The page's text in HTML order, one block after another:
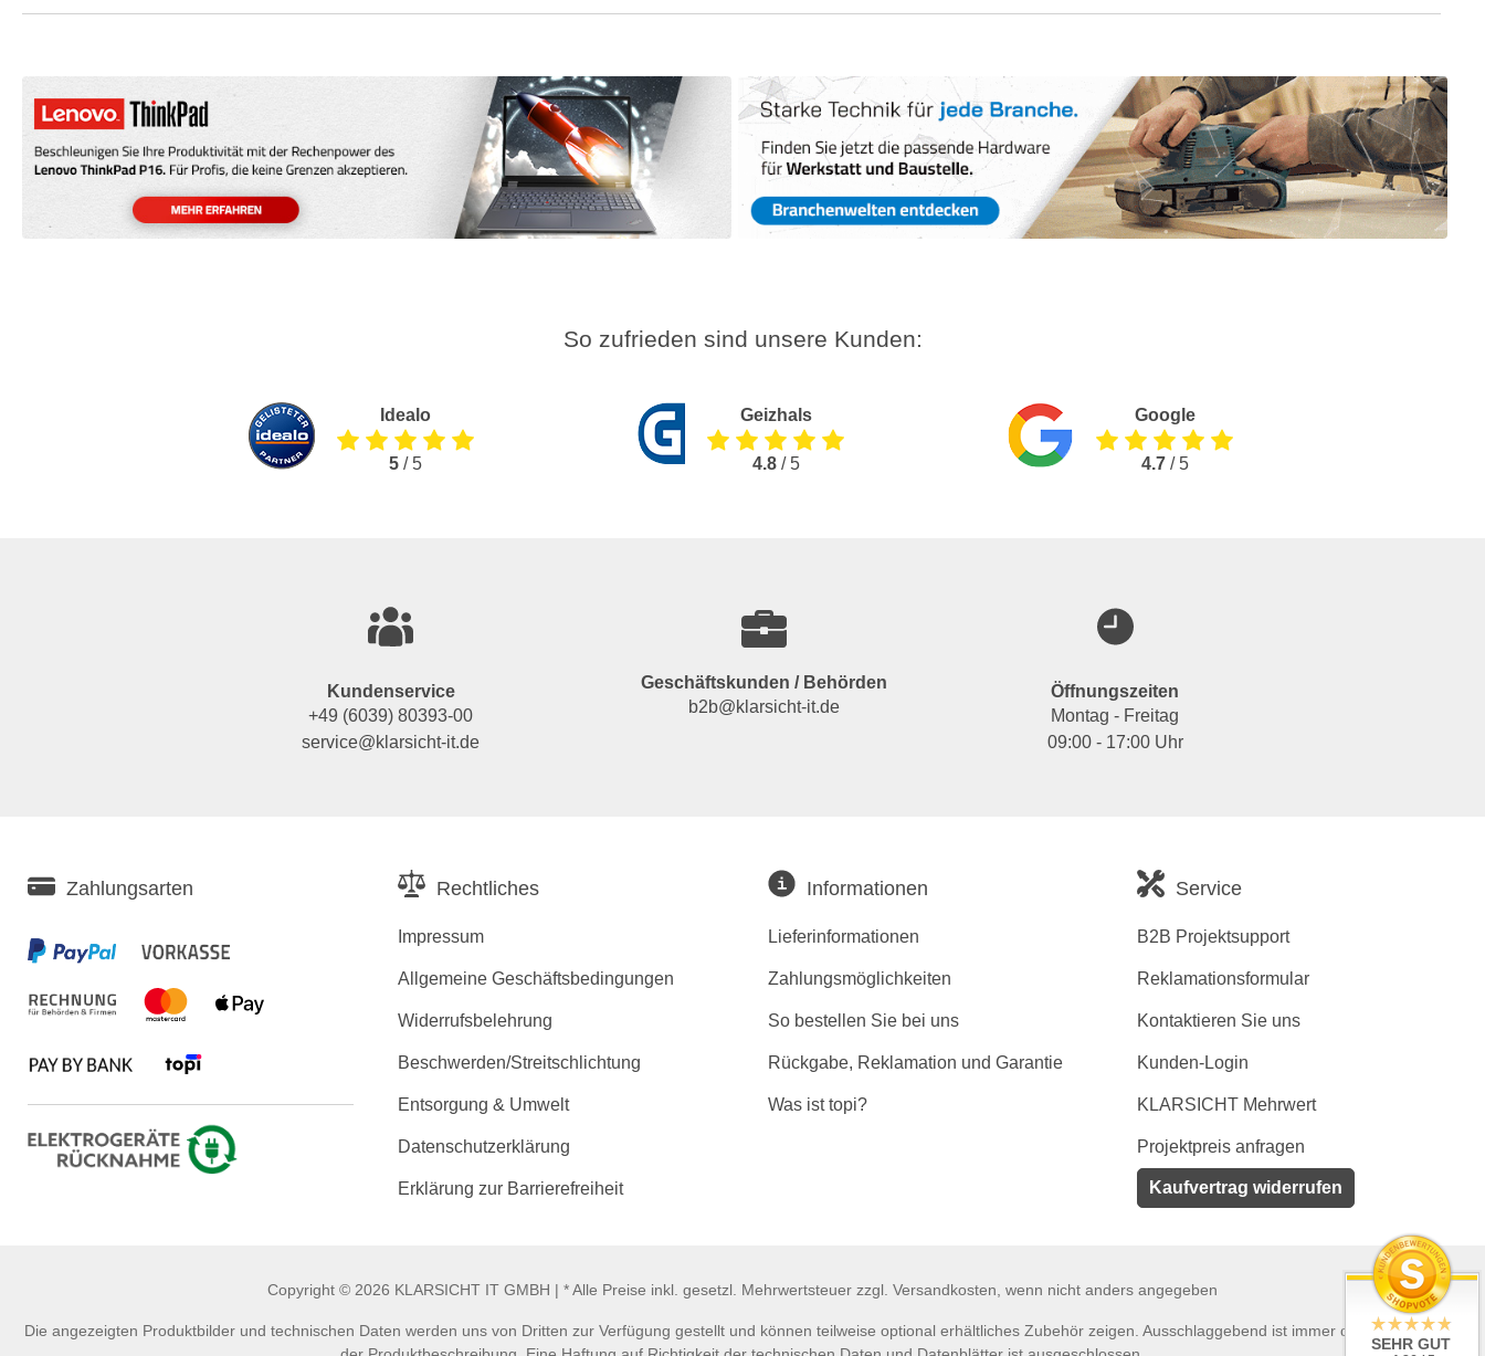
So zufrieden sind unsere Kunden:
Idealo
5/ 5
Geizhals
4.8/ 5
Google
4.7/ 5
Kundenservice
+49 (6039) 80393-00
service@klarsicht-it.de
Geschäftskunden / Behörden
b2b@klarsicht-it.de
Öffnungszeiten
Montag - Freitag
09:00 - 17:00 Uhr
Zahlungsarten Rechtliches
Impressum
Allgemeine Geschäftsbedingungen
Widerrufsbelehrung
Beschwerden/Streitschlichtung
Entsorgung & Umwelt
Datenschutzerklärung
Erklärung zur Barrierefreiheit
Informationen
Lieferinformationen
Zahlungsmöglichkeiten
So bestellen Sie bei uns
Rückgabe, Reklamation und Garantie
Was ist topi?
Service
B2B Projektsupport
Reklamationsformular
Kontaktieren Sie uns
Kunden-Login
KLARSICHT Mehrwert
Projektpreis anfragen
Kaufvertrag widerrufen
Copyright © 2026 KLARSICHT IT GMBH | * Alle Preise inkl. gesetzl. Mehrwertsteuer zzgl. Versandkosten, wenn nicht anders angegeben
Die angezeigten Produktbilder und technischen Daten werden uns von Dritten zur Verfügung gestellt und können teilweise optional erhältliches Zubehör zeigen. Ausschlaggebend ist immer der Lieferumfang
SEHR GUT